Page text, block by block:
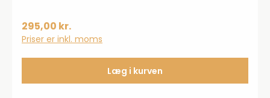
295,00 kr.
Priser er inkl. moms
Læg i kurven